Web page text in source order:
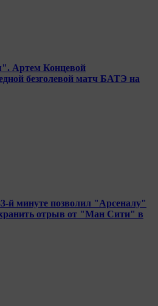
Артем Концевой
безголевой матч БАТЭ на
й минуте позволил "Арсеналу"
отрыв от "Ман Сити" в